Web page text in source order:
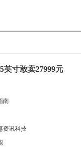
寸敢卖27999元
南
资讯科技